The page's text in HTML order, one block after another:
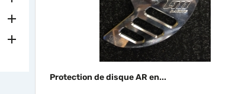


Aperçu rapide
Protection de disque AR en...